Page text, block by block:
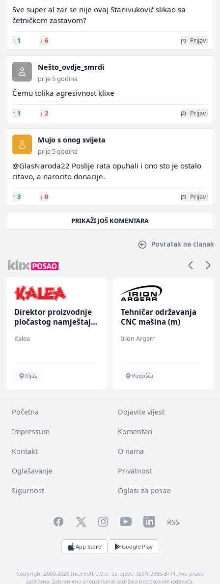
Sve super al zar se nije ovaj Stanivuković slikao sa
četničkom zastavom?
↑ 1 ↓ 6 Prijavi
Nešto_ovdje_smrdi
prije 5 godina
Čemu tolika agresivnost klixe
↑ 1 ↓ 2 Prijavi
Mujo s onog svijeta
prije 5 godina
@GlasNaroda22 Poslije rata opuhali i ono sto je ostalo
citavo, a narocito donacije.
↑ 3 ↓ 0 Prijavi
PRIKAŽI JOŠ KOMENTARA
Povratak na članak
Direktor proizvodnje
pločastog namještaja
Kalea
Ilijaš
Tehničar održavanja
CNC mašina (m)
Irion Argerr
Vogošća
Početna Dojavite vijest
Impressum Komentari
Kontakt O nama
Oglašavanje Privatnost
Sigurnost Oglasi za posao
FacebookTwitterInstagramYouTubeLinkedInRSS
App Store Google Play
Copyright 2000-2026 InterSoft d.o.o. Sarajevo. ISSN 2566-3771. Sva prava
zadržana. Zabranjeno preuzimanje sadržaja bez dozvole izdavača.